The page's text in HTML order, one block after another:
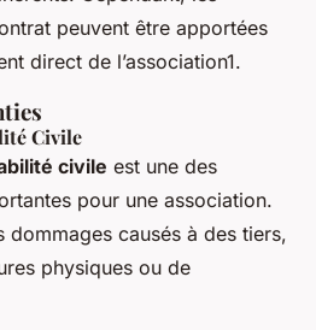
peuvent être apportées
direct de l’association1.
Civile
civile est une des
pour une association.
dommages causés à des tiers,
physiques ou de